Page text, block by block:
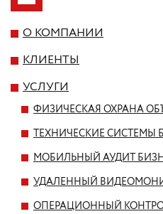
О КОМПАНИИ
КЛИЕНТЫ
УСЛУГИ
ФИЗИЧЕСКАЯ ОХРАНА
ТЕХНИЧЕСКИЕ СИСТЕМЫ
МОБИЛЬНЫЙ АУДИТ
УДАЛЕННЫЙ
ОПЕРАЦИОННЫЙ